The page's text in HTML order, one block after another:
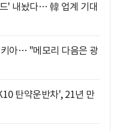
' 내놨다… 韓 업계 기대
아… "메모리 다음은 광
탄약운반차', 21년 만